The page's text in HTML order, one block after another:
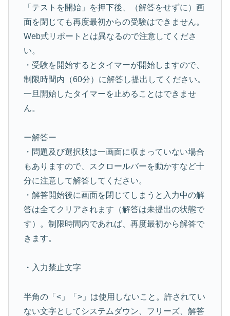
「テストを開始」を押下後、（解答をせずに）画
面を閉じても再度最初からの受験はできません。
Web式リポートとは異なるので注意してくださ
い。
・受験を開始するとタイマーが開始しますので、
制限時間内（60分）に解答し提出してください。
一旦開始したタイマーを止めることはできませ
ん。
ー解答ー
・問題及び選択肢は一画面に収まっていない場合
もありますので、スクロールバーを動かすなど十
分に注意して解答してください。
・解答開始後に画面を閉じてしまうと入力中の解
答は全てクリアされます（解答は未提出の状態で
す）。制限時間内であれば、再度最初から解答で
きます。
・入力禁止文字
半角の「<」「>」は使用しないこと。許されてい
ない文字としてシステムダウン、フリーズ、解答